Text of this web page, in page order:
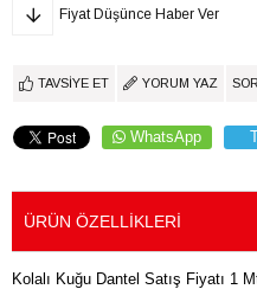
Fiyat Düşünce Haber Ver
TAVSIYE ET YORUM YAZ
WhatsApp
ÜRÜN ÖZELLIKLERI
Kolalı Kuğu Dantel Satış Fiyatı 1